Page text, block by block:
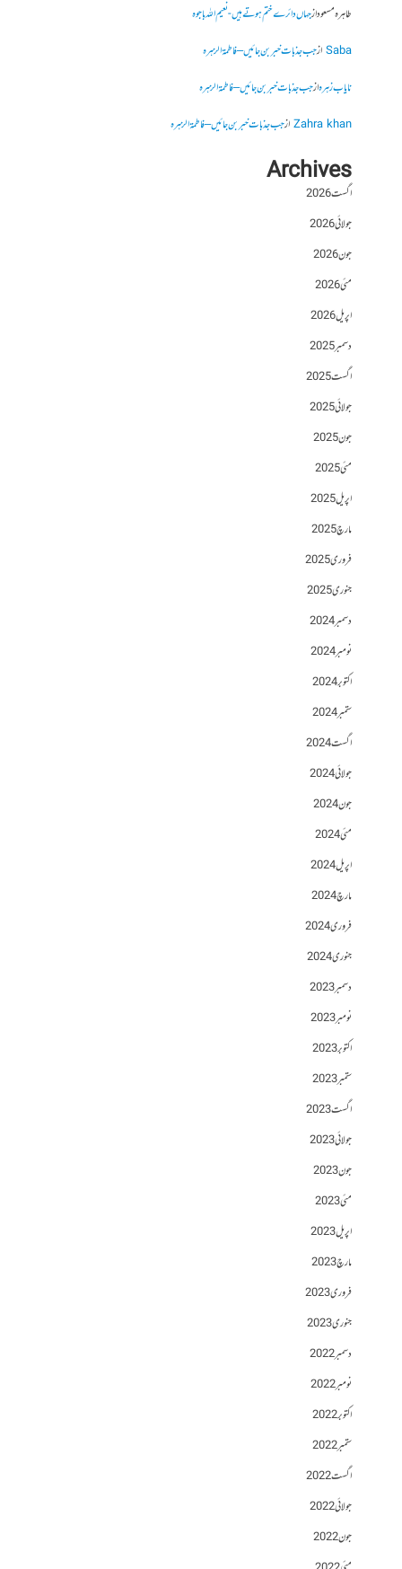
طاہرہ مسعودازجہاں دائرے ختم ہوتے ہیں- نعیم اللہ باجوہ
Sabaازجب جذبات خبر بن جائیں – فاطمۃالزہرہ
نایاب زہرہازجب جذبات خبر بن جائیں – فاطمۃالزہرہ
Zahra khanازجب جذبات خبر بن جائیں – فاطمۃالزہرہ
Archives
اگست 2026
جولائی 2026
جون 2026
مئی 2026
اپریل 2026
دسمبر 2025
اگست 2025
جولائی 2025
جون 2025
مئی 2025
اپریل 2025
مارچ 2025
فروری 2025
جنوری 2025
دسمبر 2024
نومبر 2024
اکتوبر 2024
ستمبر 2024
اگست 2024
جولائی 2024
جون 2024
مئی 2024
اپریل 2024
مارچ 2024
فروری 2024
جنوری 2024
دسمبر 2023
نومبر 2023
اکتوبر 2023
ستمبر 2023
اگست 2023
جولائی 2023
جون 2023
مئی 2023
اپریل 2023
مارچ 2023
فروری 2023
جنوری 2023
دسمبر 2022
نومبر 2022
اکتوبر 2022
ستمبر 2022
اگست 2022
جولائی 2022
جون 2022